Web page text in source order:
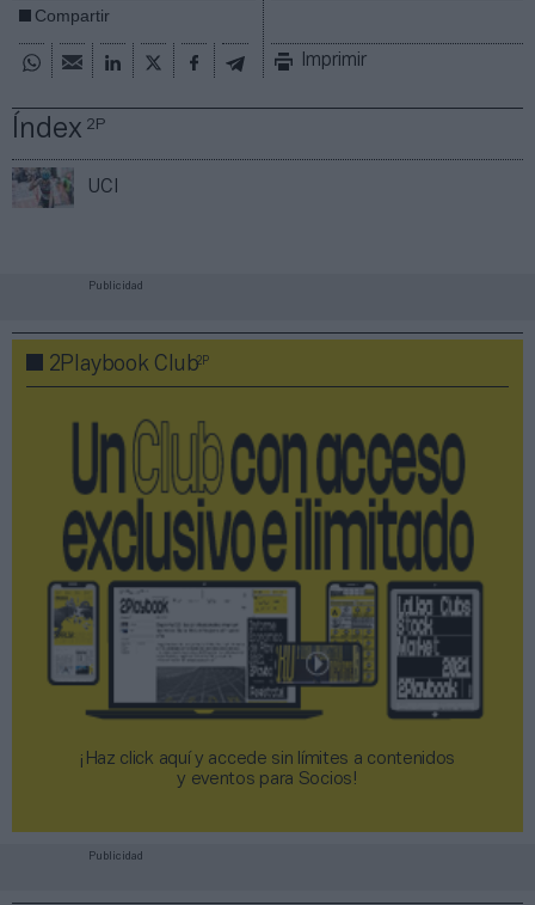
Índex2P
UCI
Compartir
Imprimir
Publicidad
2Playbook Club2P
¡Haz click aquí y accede sin límites a contenidos
y eventos para Socios!​​​​​​​
Publicidad